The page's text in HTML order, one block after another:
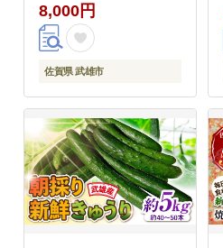
8,000円
佐賀県 武雄市